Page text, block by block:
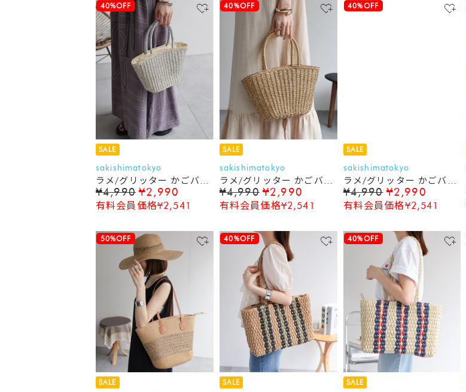
40%OFF
SALE
sakishimatokyo
ラメ/グリッター かごバッ
グ
¥4,990 ¥2,990
有料会員価格¥2,541
40%OFF
SALE
sakishimatokyo
ラメ/グリッター かごバッ
グ
¥4,990 ¥2,990
有料会員価格¥2,541
40%OFF
SALE
sakishimatokyo
ラメ/グリッター かごバッ
グ
¥4,990 ¥2,990
有料会員価格¥2,541
50%OFF
SALE
40%OFF
SALE
40%OFF
SALE